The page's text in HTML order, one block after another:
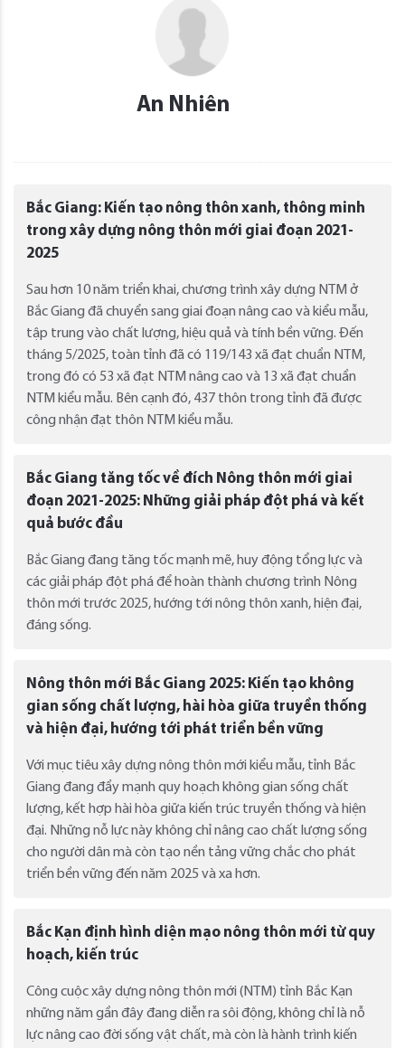
An Nhiên
Bắc Giang: Kiến tạo nông thôn xanh, thông minh
trong xây dựng nông thôn mới giai đoạn 2021-
2025
Sau hơn 10 năm triển khai, chương trình xây dựng NTM ở
Bắc Giang đã chuyển sang giai đoạn nâng cao và kiểu mẫu,
tập trung vào chất lượng, hiệu quả và tính bền vững. Đến
tháng 5/2025, toàn tỉnh đã có 119/143 xã đạt chuẩn NTM,
trong đó có 53 xã đạt NTM nâng cao và 13 xã đạt chuẩn
NTM kiểu mẫu. Bên cạnh đó, 437 thôn trong tỉnh đã được
công nhận đạt thôn NTM kiểu mẫu.
Bắc Giang tăng tốc về đích Nông thôn mới giai
đoạn 2021-2025: Những giải pháp đột phá và kết
quả bước đầu
Bắc Giang đang tăng tốc mạnh mẽ, huy động tổng lực và
các giải pháp đột phá để hoàn thành chương trình Nông
thôn mới trước 2025, hướng tới nông thôn xanh, hiện đại,
đáng sống.
Nông thôn mới Bắc Giang 2025: Kiến tạo không
gian sống chất lượng, hài hòa giữa truyền thống
và hiện đại, hướng tới phát triển bền vững
Với mục tiêu xây dựng nông thôn mới kiểu mẫu, tỉnh Bắc
Giang đang đẩy mạnh quy hoạch không gian sống chất
lượng, kết hợp hài hòa giữa kiến trúc truyền thống và hiện
đại. Những nỗ lực này không chỉ nâng cao chất lượng sống
cho người dân mà còn tạo nền tảng vững chắc cho phát
triển bền vững đến năm 2025 và xa hơn.
Bắc Kạn định hình diện mạo nông thôn mới từ quy
hoạch, kiến trúc
Công cuộc xây dựng nông thôn mới (NTM) tỉnh Bắc Kạn
những năm gần đây đang diễn ra sôi động, không chỉ là nỗ
lực nâng cao đời sống vật chất, mà còn là hành trình kiến